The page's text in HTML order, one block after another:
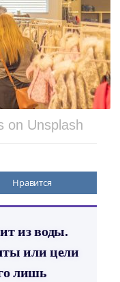
on Unsplash
Нравится
из воды.
или цели
лишь